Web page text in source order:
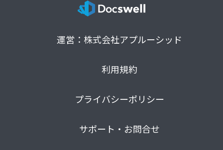
運営：株式会社アプルーシッド
利用規約
プライバシーポリシー
サポート・お問合せ